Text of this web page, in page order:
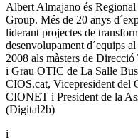
Albert Almajano és
Group. Més de 20 anys
liderant projectes de
desenvolupament d´equips
2008 als màsters de
i Grau OTIC de La Salle
CIOS.cat, Vicepresident del
CIONET i President de la
(Digital2b)
i